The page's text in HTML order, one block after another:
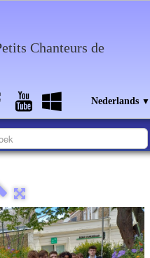
Chanteurs de
Nederlands ▼